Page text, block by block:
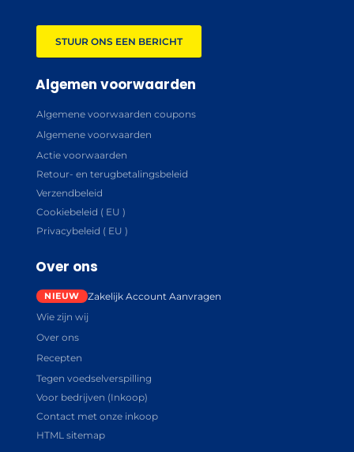
STUUR ONS EEN BERICHT
Algemen voorwaarden
Algemene voorwaarden coupons
Algemene voorwaarden
Actie voorwaarden
Retour- en terugbetalingsbeleid
Verzendbeleid
Cookiebeleid ( EU )
Privacybeleid ( EU )
Over ons
Zakelijk Account Aanvragen
Wie zijn wij
Over ons
Recepten
Tegen voedselverspilling
Voor bedrijven (Inkoop)
Contact met onze inkoop
HTML sitemap